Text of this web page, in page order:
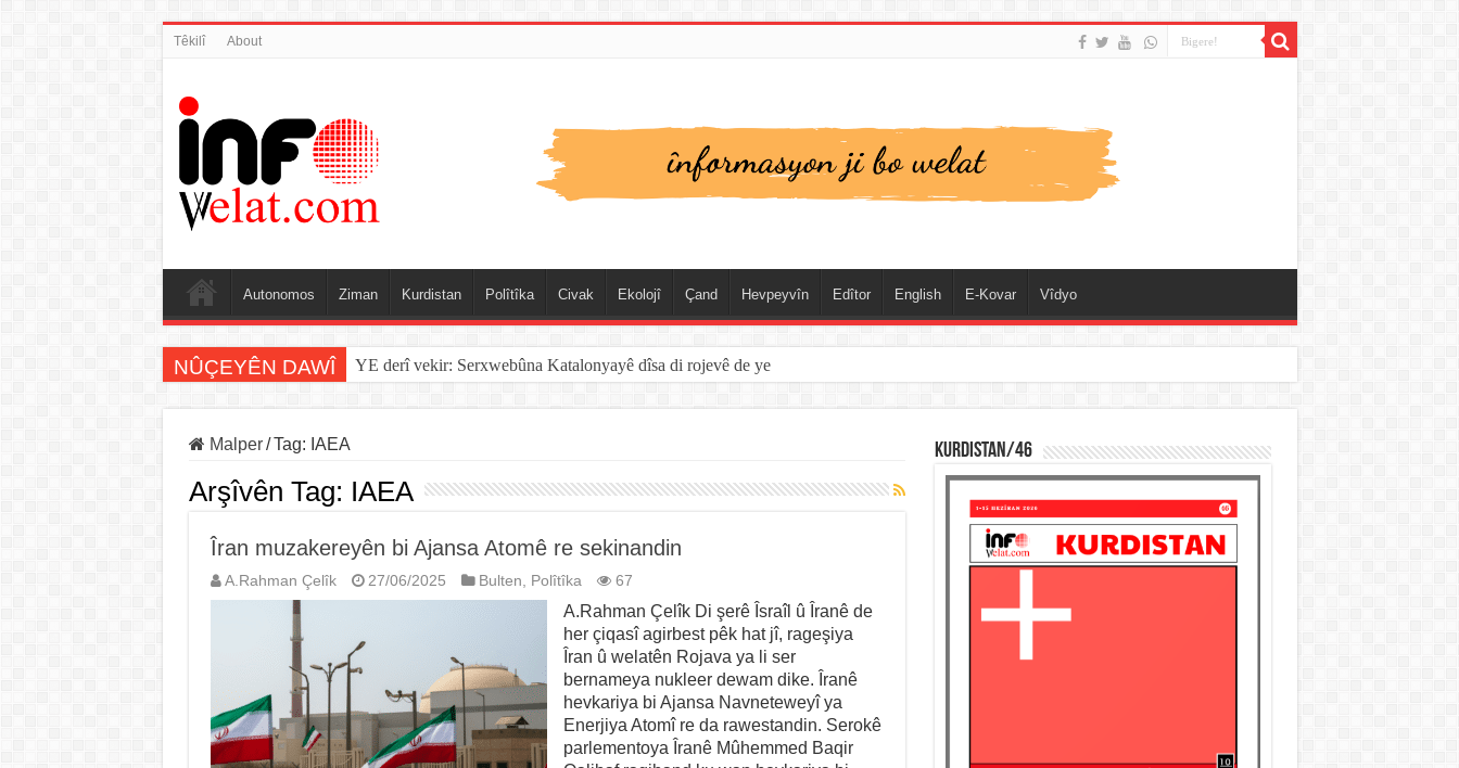
Têkilî About
Autonomos Ziman Kurdistan Polîtîka Civak Ekolojî Çand Hevpeyvîn Edîtor English E-Kovar Vîdyo
NÛÇEYÊN DAWÎ YE derî vekir: Serxwebûna Katalonyayê dîsa di rojevê de ye
Malper / Tag: IAEA
Arşîvên Tag: IAEA
Îran muzakereyên bi Ajansa Atomê re sekinandin
A.Rahman Çelîk 27/06/2025 Bulten, Polîtîka 67
A.Rahman Çelîk Di şerê Îsraîl û Îranê de
her çiqasî agirbest pêk hat jî, rageşiya
Îran û welatên Rojava ya li ser
bernameya nukleer dewam dike. Îranê
hevkariya bi Ajansa Navneteweyî ya
Enerjiya Atomî re da rawestandin. Serokê
parlementoya Îranê Mûhemmed Baqir
KURDISTAN/46